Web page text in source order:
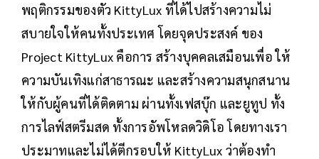
พฤติกรรมของตัว KittyLux ที่ได้ไปสร้างความไม่
สบายใจให้คนทั้งประเทศ โดยจุดประสงค์ ของ
Project KittyLux คือการ สร้างบุคคลเสมือนเพื่อ ให้
ความบันเทิงแก่สาธารณะ และสร้างความสนุกสนาน
ให้กับผู้คนที่ได้ติดตาม ผ่านทั้งเฟสบุ๊ก และยูทูป ทั้ง
การไลฟ์สตรีมสด ทั้งการอัพโหลดวิดิโอ โดยทางเรา
ประมาทและไม่ได้ตีกรอบให้ KittyLux ว่าต้องทำ